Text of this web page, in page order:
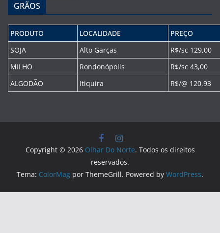
GRÃOS
PRODUTO LOCALIDADE
PREÇO
SOJA
Alto Garças
R$/sc 129,00
MILHO
Rondonópolis
R$/sc 43,00
ALGODÃO
Itiquira R$/@ 120,93
Copyright © 2026 Olhar Do Norte. Todos os direitos
reservados.
Tema: ColorMag por ThemeGrill. Powered by WordPress.